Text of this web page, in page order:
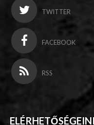
TWITTER
FACEBOOK
RSS